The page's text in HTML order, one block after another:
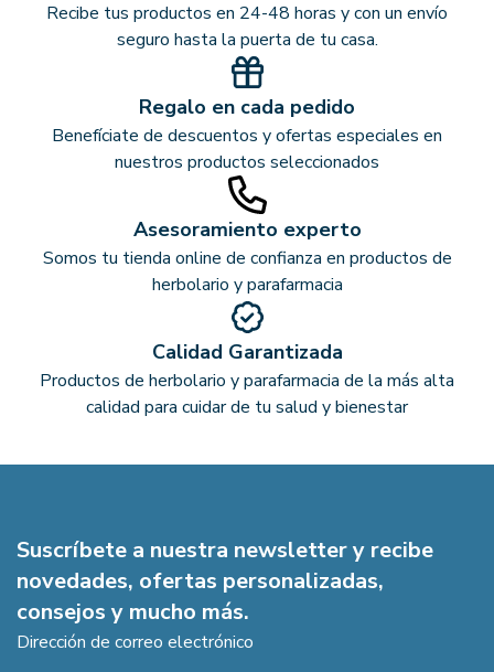
Recibe tus productos en 24-48 horas y con un envío
seguro hasta la puerta de tu casa.
Regalo en cada pedido
Benefíciate de descuentos y ofertas especiales en
nuestros productos seleccionados
Asesoramiento experto
Somos tu tienda online de confianza en productos de
herbolario y parafarmacia
Calidad Garantizada
Productos de herbolario y parafarmacia de la más alta
calidad para cuidar de tu salud y bienestar
Suscríbete a nuestra newsletter y recibe
novedades, ofertas personalizadas,
consejos y mucho más.
Dirección de correo electrónico